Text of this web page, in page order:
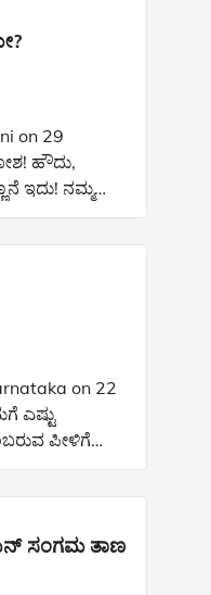
on 29
ಇದು! ನಮ್ಮ
ಸೆಲೆಬ್ರೇಟ್
on 22
ಪೀಳಿಗೆಗಾಗಿ
ಅನುಸರಿಸಬೇಕು.
ಸಂಗಮ ತಾಣ